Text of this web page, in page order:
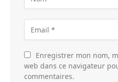
Enregistrer mon nom,
web dans ce navigateur
commentaires.